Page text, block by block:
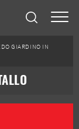
GIARDINO IN